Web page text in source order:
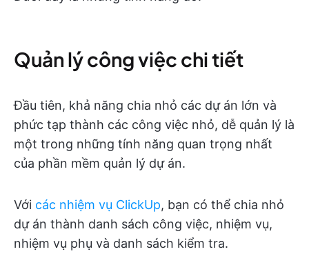
Quản lý công việc chi tiết
Đầu tiên, khả năng chia nhỏ các dự án lớn và
phức tạp thành các công việc nhỏ, dễ quản lý là
một trong những tính năng quan trọng nhất
của phần mềm quản lý dự án.
Với các nhiệm vụ ClickUp, bạn có thể chia nhỏ
dự án thành danh sách công việc, nhiệm vụ,
nhiệm vụ phụ và danh sách kiểm tra.